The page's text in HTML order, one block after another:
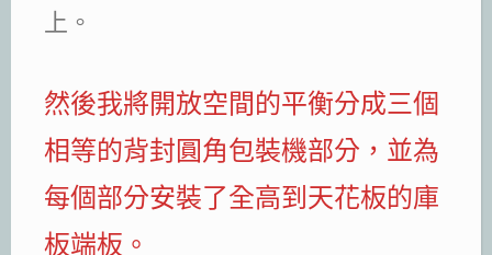
上。
然後我將開放空間的平衡分成三個
相等的背封圓角包裝機部分，並為
每個部分安裝了全高到天花板的庫
板端板。